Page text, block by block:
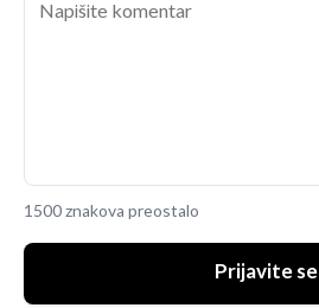
1500 znakova preostalo
Prijavite se